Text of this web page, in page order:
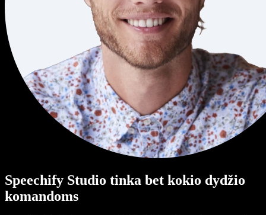
Speechify Studio tinka bet kokio dydžio
komandoms